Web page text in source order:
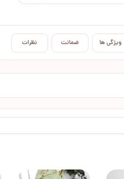
ویژگی ها ضمانت نظرات